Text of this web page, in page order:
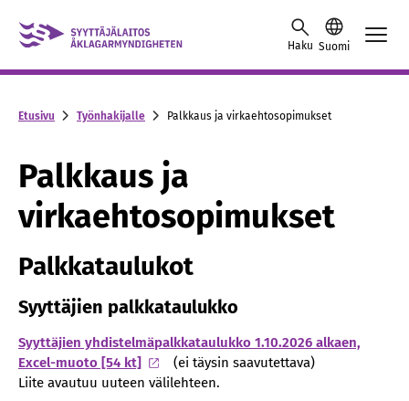
Skip to content -saavutettavuusohje
Haku Suomi
Etusivu Työnhakijalle Palkkaus ja virkaehtosopimukset
Palkkaus ja
virkaehtosopimukset
Palkkataulukot
Syyttäjien palkkataulukko
Syyttäjien yhdistelmäpalkkataulukko 1.10.2026 alkaen,
Excel-muoto [54 kt]
(ei täysin saavutettava)
Liite avautuu uuteen välilehteen.